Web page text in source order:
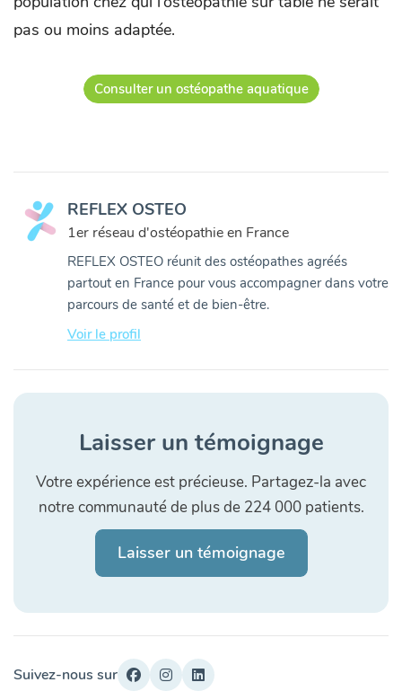
pas ou moins adaptée.
Consulter un ostéopathe aquatique
REFLEX OSTEO
1er réseau d'ostéopathie en France
REFLEX OSTEO réunit des ostéopathes agréés
partout en France pour vous accompagner dans votre
parcours de santé et de bien-être.
Voir le profil
Laisser un témoignage
Votre expérience est précieuse. Partagez-la avec
notre communauté de plus de 224 000 patients.
Laisser un témoignage
Suivez-nous sur